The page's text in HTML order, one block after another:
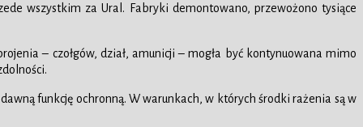
wszystkim za Ural. Fabryki demontowano, przewożono tysiące
– czołgów, dział, amunicji – mogła być kontynuowana mimo
funkcję ochronną. W warunkach, w których środki rażenia są w